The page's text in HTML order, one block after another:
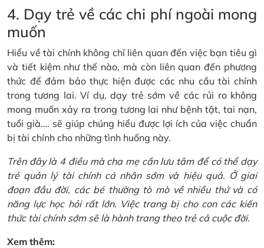
4. Dạy trẻ về các chi phí ngoài mong
muốn
Hiểu về tài chính không chỉ liên quan đến việc bạn tiêu gì
và tiết kiệm như thế nào, mà còn liên quan đến phương
thức để đảm bảo thực hiện được các nhu cầu tài chính
trong tương lai. Ví dụ, dạy trẻ sớm về các rủi ro không
mong muốn xảy ra trong tương lai như bệnh tật, tai nạn,
tuổi già…. sẽ giúp chúng hiểu được lợi ích của việc chuẩn
bị tài chính cho những tình huống này.
Trên đây là 4 điều mà cha mẹ cần lưu tâm để có thể dạy
trẻ quản lý tài chính cá nhân sớm và hiệu quả. Ở giai
đoạn đầu đời, các bé thường tò mò về nhiều thứ và có
năng lực học hỏi rất lớn. Việc trang bị cho con các kiến
thức tài chính sớm sẽ là hành trang theo trẻ cả cuộc đời.
Xem thêm: